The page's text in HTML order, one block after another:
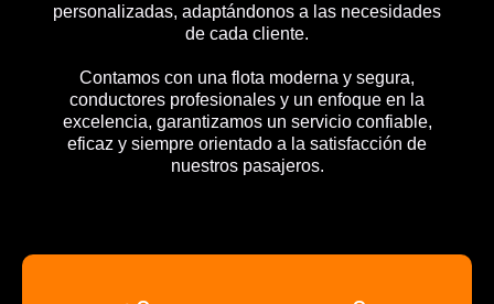
personalizadas, adaptándonos a las necesidades
de cada cliente.
Contamos con una flota moderna y segura,
conductores profesionales y un enfoque en la
excelencia, garantizamos un servicio confiable,
eficaz y siempre orientado a la satisfacción de
nuestros pasajeros.